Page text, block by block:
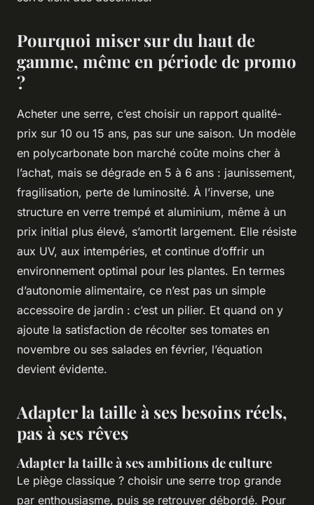
Pourquoi miser sur du haut de
gamme, même en période de promo
?
Acheter une serre, c’est choisir un rapport qualité-
prix sur 10 ou 15 ans, pas sur une saison. Un modèle
en polycarbonate bon marché coûte moins cher à
l’achat, mais se dégrade en 5 à 6 ans : jaunissement,
fragilisation, perte de luminosité. À l’inverse, une
structure en verre trempé et aluminium, même à un
prix initial plus élevé, s’amortit largement. Elle résiste
aux UV, aux intempéries, et continue d’offrir un
environnement optimal pour les plantes. En termes
d’autonomie alimentaire, ce n’est pas un simple
accessoire de jardin : c’est un pilier. Et quand on y
ajoute la satisfaction de récolter ses tomates en
novembre ou ses salades en février, l’équation
devient évidente.
Adapter la taille à ses besoins réels,
pas à ses rêves
Adapter la taille à ses ambitions de culture
Le piège classique ? choisir une serre trop grande
par enthousiasme, puis se retrouver débordé. Pour